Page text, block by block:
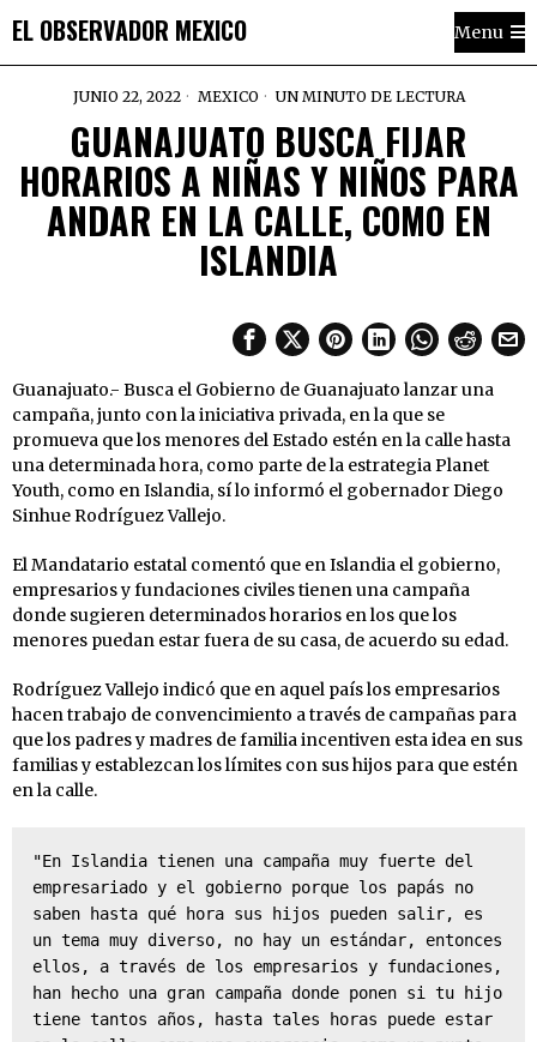
EL OBSERVADOR MEXICO Menu
JUNIO 22, 2022 MEXICO UN MINUTO DE LECTURA
GUANAJUATO BUSCA FIJAR
HORARIOS A NIÑAS Y NIÑOS PARA
ANDAR EN LA CALLE, COMO EN
ISLANDIA
Guanajuato.- Busca el Gobierno de Guanajuato lanzar una
campaña, junto con la iniciativa privada, en la que se
promueva que los menores del Estado estén en la calle hasta
una determinada hora, como parte de la estrategia Planet
Youth, como en Islandia, sí lo informó el gobernador Diego
Sinhue Rodríguez Vallejo.
El Mandatario estatal comentó que en Islandia el gobierno,
empresarios y fundaciones civiles tienen una campaña
donde sugieren determinados horarios en los que los
menores puedan estar fuera de su casa, de acuerdo su edad.
Rodríguez Vallejo indicó que en aquel país los empresarios
hacen trabajo de convencimiento a través de campañas para
que los padres y madres de familia incentiven esta idea en sus
familias y establezcan los límites con sus hijos para que estén
en la calle.
"En Islandia tienen una campaña muy fuerte del
empresariado y el gobierno porque los papás no
saben hasta qué hora sus hijos pueden salir, es
un tema muy diverso, no hay un estándar, entonces
ellos, a través de los empresarios y fundaciones,
han hecho una gran campaña donde ponen si tu hijo
tiene tantos años, hasta tales horas puede estar